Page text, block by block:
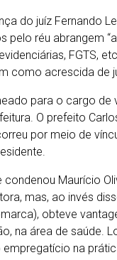
do juíz Fernando
pelo réu abrangem
FGTS,
como acrescida de
para o cargo de
O prefeito
por meio de
condenou Maurício
mas, ao invés
obteve
na área de saúde.
na